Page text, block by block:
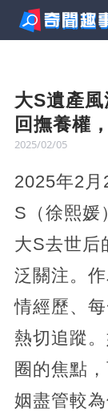
大S遺產
回撫養權
2025/02/05
2025年2
S（徐熙媛
大S去世后
泛關注。
情經歷、
熱切追蹤
圈的焦點
姻盡管較